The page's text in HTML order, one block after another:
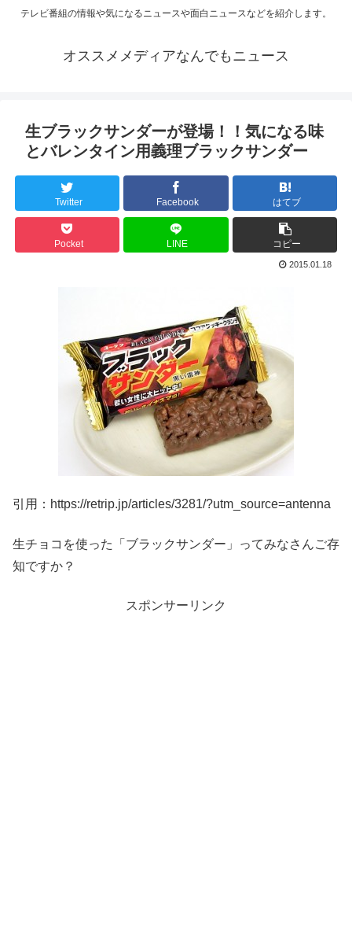
テレビ番組の情報や気になるニュースや面白ニュースなどを紹介します。
オススメメディアなんでもニュース
生ブラックサンダーが登場！！気になる味
とバレンタイン用義理ブラックサンダー
Twitter Facebook はてブ
Pocket LINE コピー
2015.01.18
引用：https://retrip.jp/articles/3281/?utm_source=antenna
生チョコを使った「ブラックサンダー」ってみなさんご存
知ですか？
スポンサーリンク